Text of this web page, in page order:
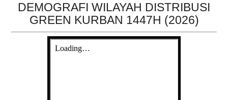
DEMOGRAFI WILAYAH DISTRIBUSI
GREEN KURBAN 1447H (2026)